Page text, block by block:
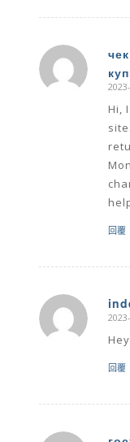
Hi,
回覆
回覆